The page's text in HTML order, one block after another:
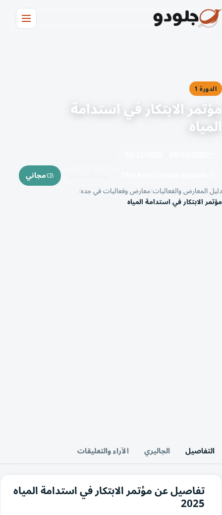
الدورة 1
مؤتمر الابتكار في استدامة
المياه
مجاني
دليل المعارض والفعالياتمعارض وفعاليات في جده
مؤتمر الابتكار في استدامة المياه
التفاصيل الجاليري الآراء والتعليقات
تفاصيل عن مؤتمر الابتكار في استدامة المياه
2025